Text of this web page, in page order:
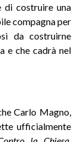
di costruire una
compagna per
da costruirne
e che cadrà nel
Carlo Magno,
ufficialmente